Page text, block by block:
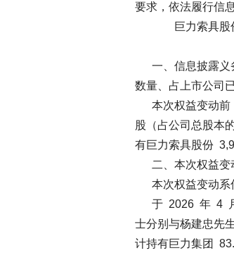
要求，依法履行信
巨力索
第四节
一、信息披露义
数量、占上市公司
本次权益变动前
股（占公司总股本
有巨力索具股份
二、本次权益变
本次权益变动系
于 2026 年 4 月
士分别与杨建忠先
计持有巨力集团